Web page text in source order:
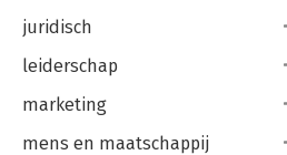
juridisch
leiderschap
marketing
mens en maatschappij